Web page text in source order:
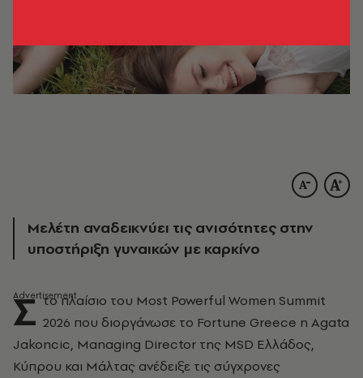
Μελέτη αναδεικνύει τις ανισότητες στην
υποστήριξη γυναικών με καρκίνο
Σ το πλαίσιο του Most Powerful Women Summit
2026 που διοργάνωσε το Fortune Greece η Agata
Jakoncic, Managing Director της MSD Ελλάδος,
Κύπρου και Μάλτας ανέδειξε τις σύγχρονες